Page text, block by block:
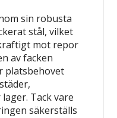
sin robusta
stål, vilket
mot repor
av facken
platsbehovet
Tack vare
säkerställs